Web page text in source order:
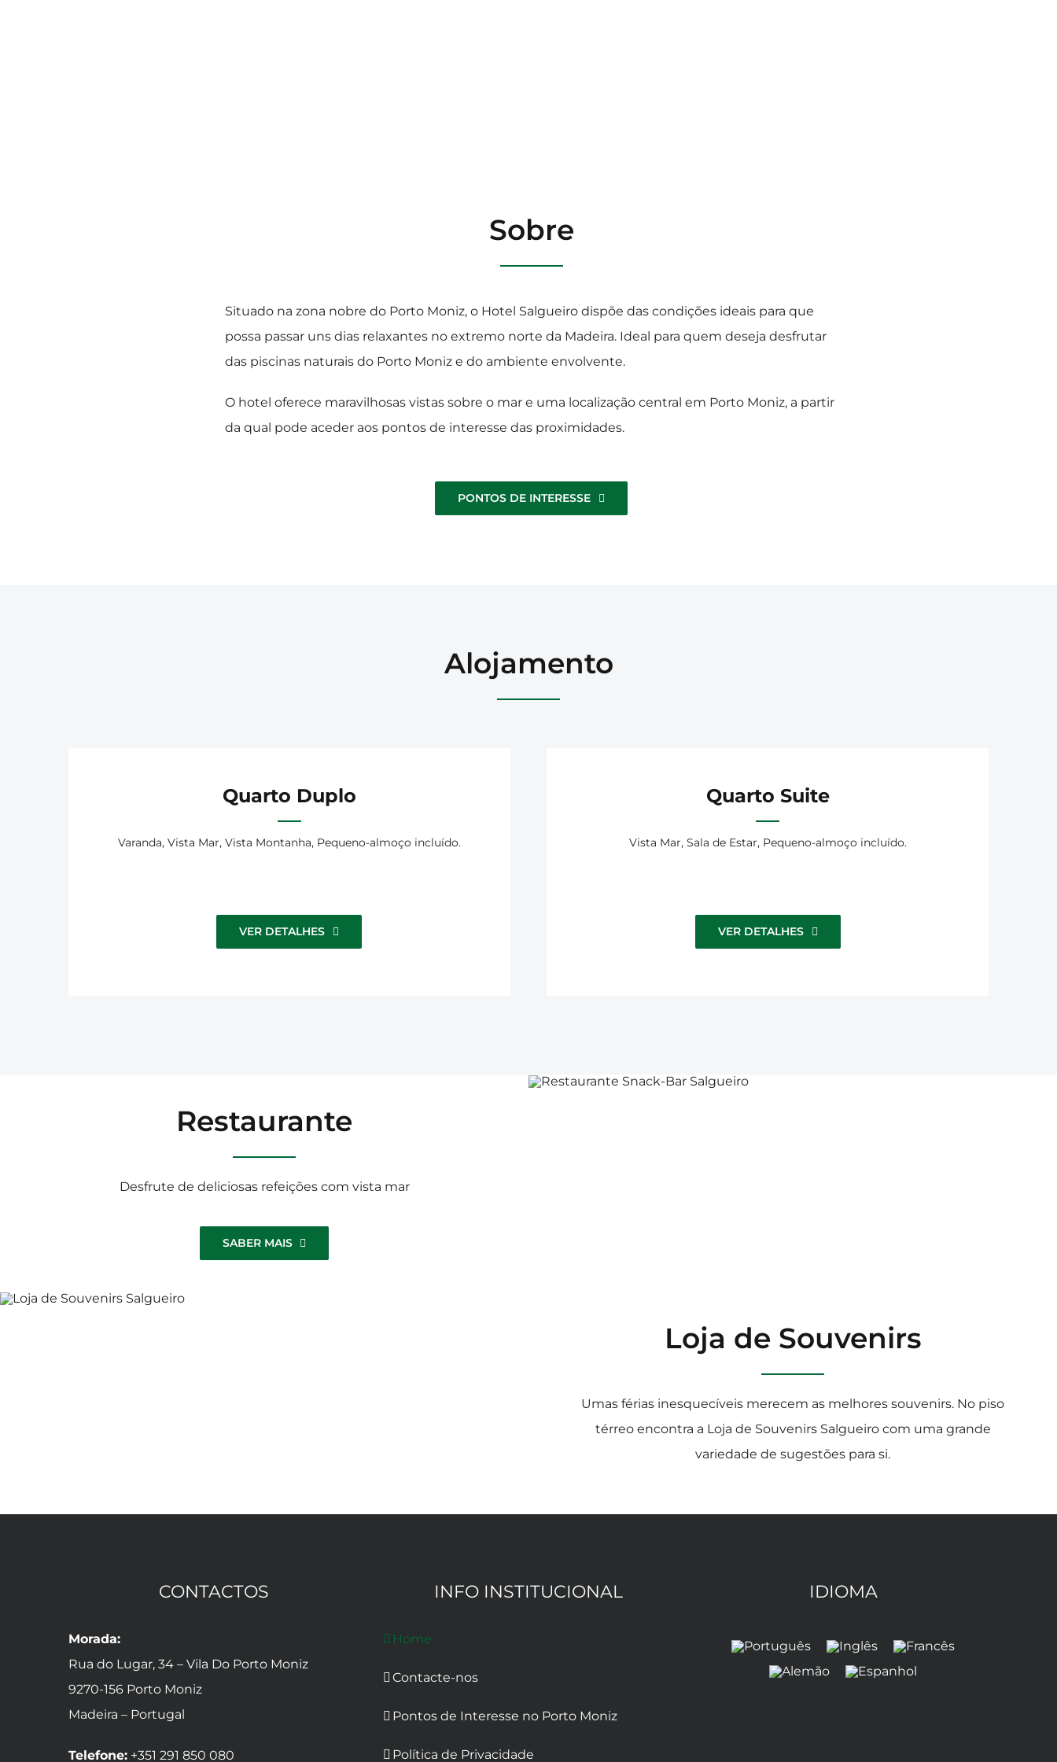
Sobre
Situado na zona nobre do Porto Moniz, o Hotel Salgueiro dispõe das condições ideais para que
possa passar uns dias relaxantes no extremo norte da Madeira. Ideal para quem deseja desfrutar
das piscinas naturais do Porto Moniz e do ambiente envolvente.
O hotel oferece maravilhosas vistas sobre o mar e uma localização central em Porto Moniz, a partir
da qual pode aceder aos pontos de interesse das proximidades.
PONTOS DE INTERESSE
Alojamento
Quarto Duplo
Varanda, Vista Mar, Vista Montanha, Pequeno-almoço incluído.
VER DETALHES
Quarto Suite
Vista Mar, Sala de Estar, Pequeno-almoço incluído.
VER DETALHES
Restaurante
Desfrute de deliciosas refeições com vista mar
SABER MAIS
Loja de Souvenirs
Umas férias inesquecíveis merecem as melhores souvenirs. No piso
térreo encontra a Loja de Souvenirs Salgueiro com uma grande
variedade de sugestões para si.
CONTACTOS
Morada:
Rua do Lugar, 34 – Vila Do Porto Moniz
9270-156 Porto Moniz
Madeira – Portugal
Telefone: +351 291 850 080
INFO INSTITUCIONAL
Home
Contacte-nos
Pontos de Interesse no Porto Moniz
Política de Privacidade
IDIOMA